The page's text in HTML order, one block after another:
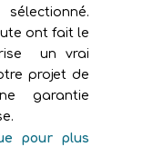
ont fait le
un vrai
projet de
garantie
pour plus